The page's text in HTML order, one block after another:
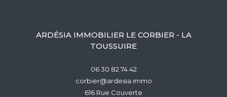
ARDÉSIA IMMOBILIER LE CORBIER - LA
TOUSSUIRE
06 30 82 74 42
corbier@ardesia.immo
616 Rue Couverte